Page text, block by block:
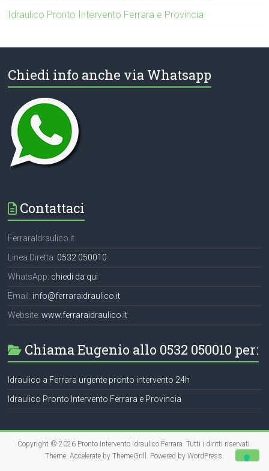
Idraulico Pronto Intervento Ferrara e Provincia
Chiedi info anche via Whatsapp
Contattaci
FerraraIdraulico.it
Linea Diretta: 0532 050010
WhatsApp: chiedi da qui
Email: info@ferraraidraulico.it
Website:www.ferraraidraulico.it
Chiama Eugenio allo 0532 050010 per:
Idraulico a Ferrara urgente pronto intervento 24h
Idraulico Pronto Intervento Ferrara e Provincia
Copyright © 2026 Pronto Intervento Idraulico Ferrara . Tutti i diritti riservati.
Theme: Accelerateby ThemeGrill. Powered by WordPress